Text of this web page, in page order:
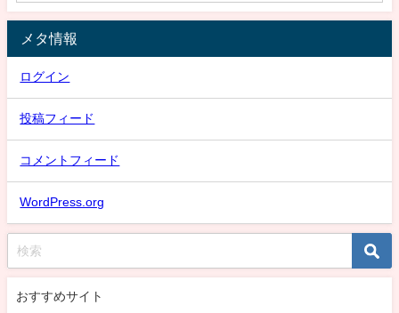
メタ情報
ログイン
投稿フィード
コメントフィード
WordPress.org
おすすめサイト